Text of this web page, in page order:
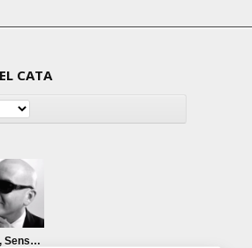
EL CATA
Pitbull ft. Lil Jon, Sensato Del Patio, Black Point, El Cata — Watagatapitusberry